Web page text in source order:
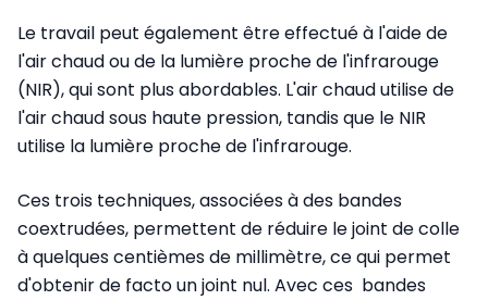
Le travail peut également être effectué à l'aide de
l'air chaud ou de la lumière proche de l'infrarouge
(NIR), qui sont plus abordables. L'air chaud utilise de
l'air chaud sous haute pression, tandis que le NIR
utilise la lumière proche de l'infrarouge.
Ces trois techniques, associées à des bandes
coextrudées, permettent de réduire le joint de colle
à quelques centièmes de millimètre, ce qui permet
d'obtenir de facto un joint nul. Avec ces bandes